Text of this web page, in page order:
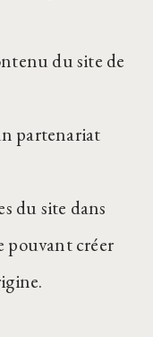
du site de
partenariat
du site dans
pouvant créer